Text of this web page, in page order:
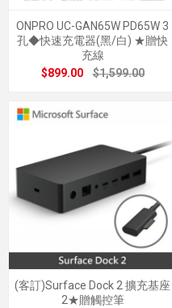
ONPRO UC-GAN65W PD65W 3
孔◆快速充電器(黑/白) ★贈快
充線
$899.00
$1,599.00
(客訂)Surface Dock 2 擴充基座
2★贈觸控筆